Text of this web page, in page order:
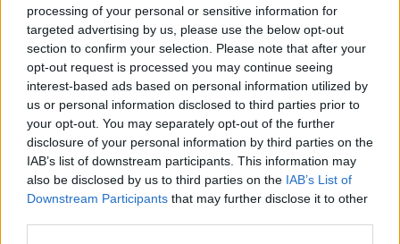
processing of your personal or sensitive information for
targeted advertising by us, please use the below opt-out
section to confirm your selection. Please note that after your
opt-out request is processed you may continue seeing
interest-based ads based on personal information utilized by
us or personal information disclosed to third parties prior to
your opt-out. You may separately opt-out of the further
disclosure of your personal information by third parties on the
IAB’s list of downstream participants. This information may
also be disclosed by us to third parties on the IAB’s List of
Downstream Participants that may further disclose it to other
Vezessetek be wellness programokat, amelyek
magukban foglalják a fizikai, mentális és érzelmi
egészség támogatását. Ez a helyszíni relaxációs
tréningektől és a mentális egészségügyi
erőforrásoktól kezdve az egészséges étkezési
lehetőségekig és azergonomikus irodai
beállításokigterjedhet.
3. Végezzetek
rendszeresen